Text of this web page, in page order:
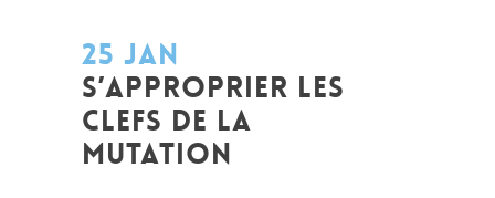
25 JAN
S’APPROPRIER LES
CLEFS DE LA
MUTATION